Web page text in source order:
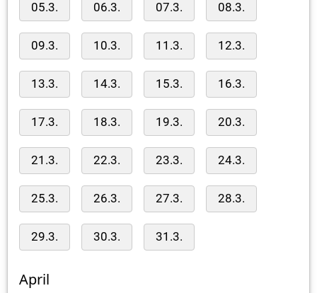
05.3. 06.3. 07.3. 08.3.
09.3. 10.3. 11.3. 12.3.
13.3. 14.3. 15.3. 16.3.
17.3. 18.3. 19.3. 20.3.
21.3. 22.3. 23.3. 24.3.
25.3. 26.3. 27.3. 28.3.
29.3. 30.3. 31.3.
April